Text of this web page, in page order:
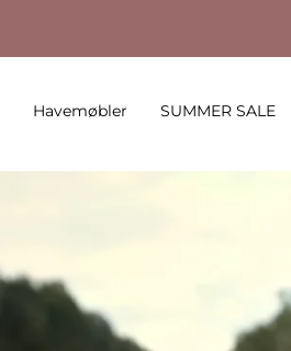
Havemøbler SUMMER SALE